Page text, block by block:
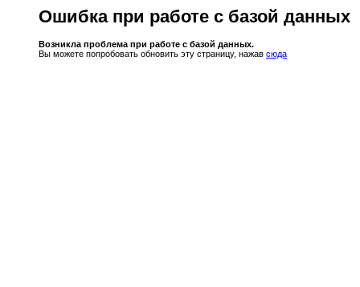
Ошибка при работе с базой данных
Возникла проблема при работе с базой данных.
Вы можете попробовать обновить эту страницу, нажав сюда